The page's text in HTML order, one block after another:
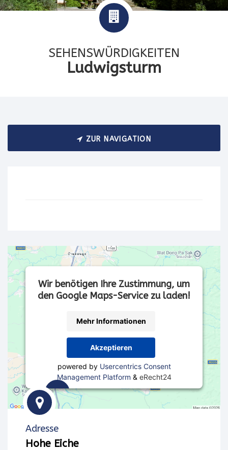
SEHENSWÜRDIGKEITEN
Ludwigsturm
ZUR NAVIGATION
Wir benötigen Ihre Zustimmung, um
den Google Maps-Service zu laden!
Wir
verwenden
einen
Mehr Informationen
Akzeptieren
powered by Usercentrics Consent
Management Platform & eRecht24
Adresse
Hohe Eiche